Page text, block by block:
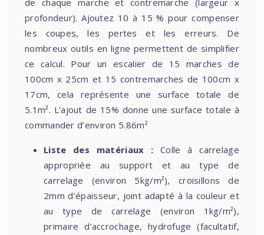
de chaque marche et contremarche (largeur x
profondeur). Ajoutez 10 à 15 % pour compenser
les coupes, les pertes et les erreurs. De
nombreux outils en ligne permettent de simplifier
ce calcul. Pour un escalier de 15 marches de
100cm x 25cm et 15 contremarches de 100cm x
17cm, cela représente une surface totale de
5.1m². L’ajout de 15% donne une surface totale à
commander d’environ 5.86m²
Liste des matériaux :Colle à carrelage
appropriée au support et au type de
carrelage (environ 5kg/m²), croisillons de
2mm d’épaisseur, joint adapté à la couleur et
au type de carrelage (environ 1kg/m²),
primaire d’accrochage, hydrofuge (facultatif,